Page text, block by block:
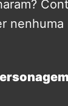
nenhuma